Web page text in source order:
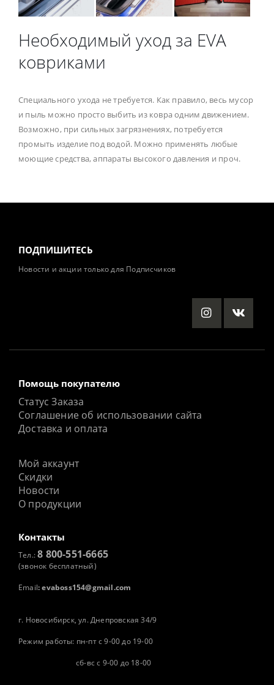
Необходимый уход за EVA
ковриками
Специального ухода не требуется. Как правило, весь мусор
и пыль можно просто выбить из ковра одним движением.
Возможно, при сильных загрязнениях, потребуется
промыть изделие под водой. Можно применять любые
моющие средства, аппараты высокого давления и проч.
ПОДПИШИТЕСЬ
Новости и акции только для Подписчиков
Помощь покупателю
Статус Заказа
Соглашение об использовании сайта
Доставка и оплата
Мой аккаунт
Скидки
Новости
О продукции
Контакты
Тел.:8 800-551-6665
(звонок бесплатный)
Email: evaboss154@gmail.com
г. Новосибирск, ул. Днепровская 34/9
Режим работы: пн-пт с 9-00 до 19-00
сб-вс с 9-00 до 18-00